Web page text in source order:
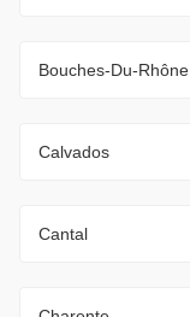
Bouches-Du-Rhône
Calvados
Cantal